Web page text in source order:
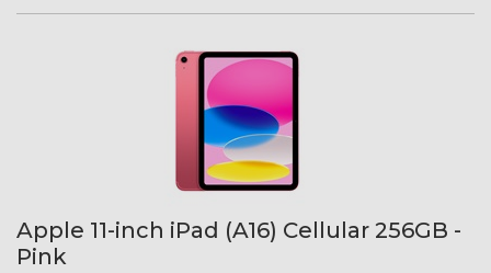
Apple 11-inch iPad (A16) Cellular 256GB -
Pink